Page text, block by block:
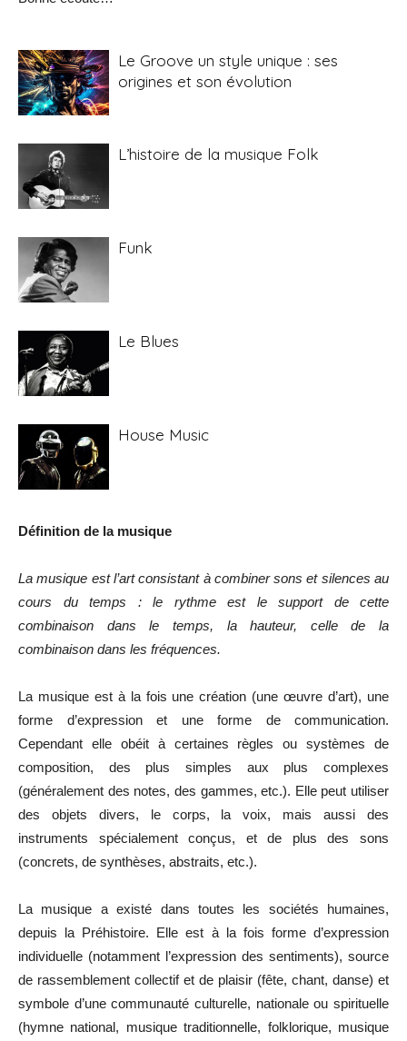
Le Groove un style unique : ses
origines et son évolution
L’histoire de la musique Folk
Funk
Le Blues
House Music
Définition de la musique
La musique est l’art consistant à combiner sons et silences au
cours du temps : le rythme est le support de cette
combinaison dans le temps, la hauteur, celle de la
combinaison dans les fréquences.
La musique est à la fois une création (une œuvre d’art), une
forme d’expression et une forme de communication.
Cependant elle obéit à certaines règles ou systèmes de
composition, des plus simples aux plus complexes
(généralement des notes, des gammes, etc.). Elle peut utiliser
des objets divers, le corps, la voix, mais aussi des
instruments spécialement conçus, et de plus des sons
(concrets, de synthèses, abstraits, etc.).
La musique a existé dans toutes les sociétés humaines,
depuis la Préhistoire. Elle est à la fois forme d’expression
individuelle (notamment l’expression des sentiments), source
de rassemblement collectif et de plaisir (fête, chant, danse) et
symbole d’une communauté culturelle, nationale ou spirituelle
(hymne national, musique traditionnelle, folklorique, musique